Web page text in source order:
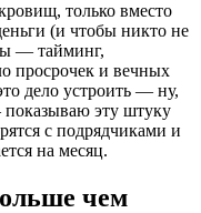
только вместо
(и чтобы никто не
— тайминг,
просрочек и вечных
дело устроить — ну,
эту штуку
с подрядчиками и
на месяц.
чем